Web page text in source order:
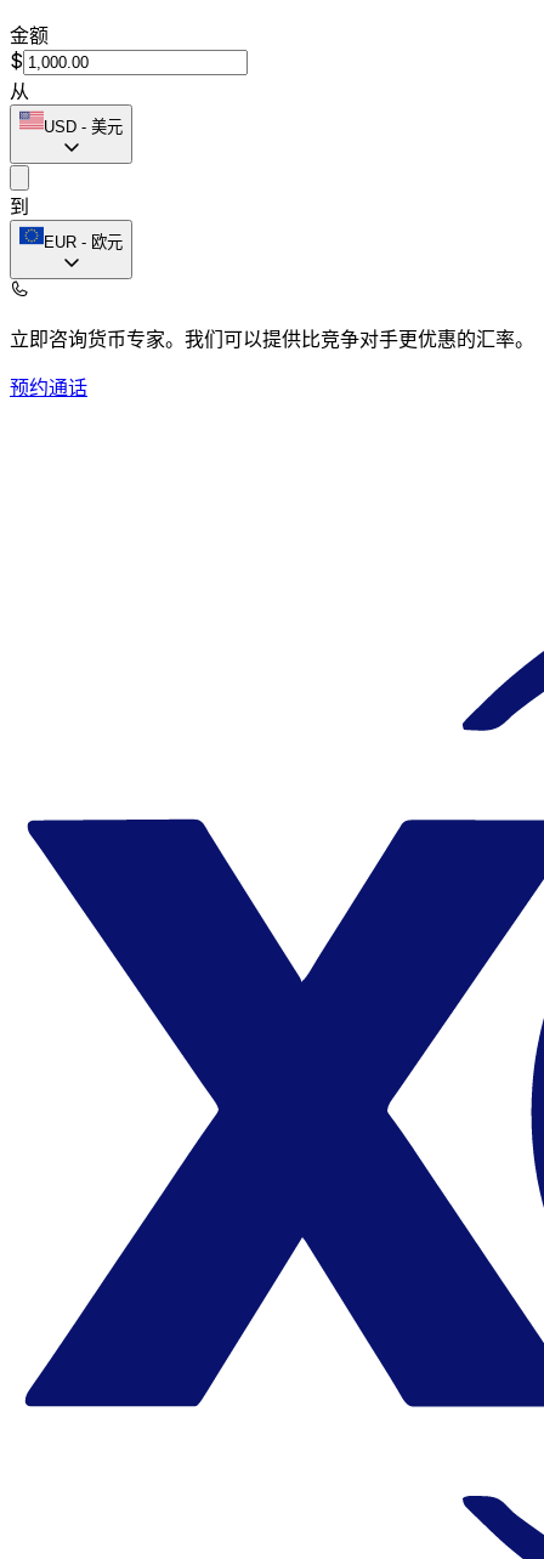
金额
$
从
USD - 美元
到
EUR - 欧元
立即咨询货币专家。 我们可以提供比竞争对手更优惠的汇率。
预约通话